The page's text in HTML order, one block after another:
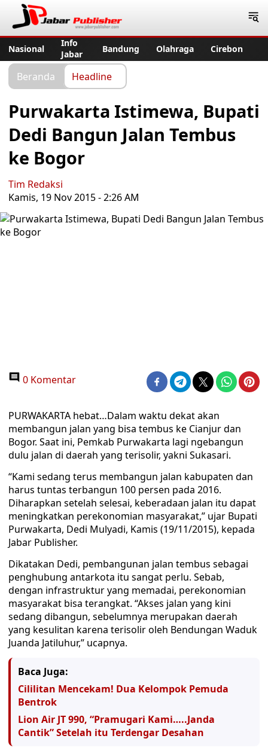
Nasional
Info
Jabar
Bandung Olahraga Cirebon
Beranda Headline
Purwakarta Istimewa, Bupati
Dedi Bangun Jalan Tembus
ke Bogor
Tim Redaksi
Kamis, 19 Nov 2015 - 2:26 AM
0 Komentar
PURWAKARTA hebat…Dalam waktu dekat akan
membangun jalan yang bisa tembus ke Cianjur dan
Bogor. Saat ini, Pemkab Purwakarta lagi ngebangun
dulu jalan di daerah yang terisolir, yakni Sukasari.
“Kami sedang terus membangun jalan kabupaten dan
harus tuntas terbangun 100 persen pada 2016.
Diharapkan setelah selesai, keberadaan jalan itu dapat
meningkatkan perekonomian masyarakat,” ujar Bupati
Purwakarta, Dedi Mulyadi, Kamis (19/11/2015), kepada
Jabar Publisher.
Dikatakan Dedi, pembangunan jalan tembus sebagai
penghubung antarkota itu sangat perlu. Sebab,
dengan infrastruktur yang memadai, perekonomian
masyarakat bisa terangkat. “Akses jalan yang kini
sedang dibangun, sebelumnya merupakan daerah
yang kesulitan karena terisolir oleh Bendungan Waduk
Juanda Jatiluhur,” ucapnya.
Baca Juga:
Cililitan Mencekam! Dua Kelompok Pemuda
Bentrok
Lion Air JT 990, “Pramugari Kami…..Janda
Cantik” Setelah itu Terdengar Desahan